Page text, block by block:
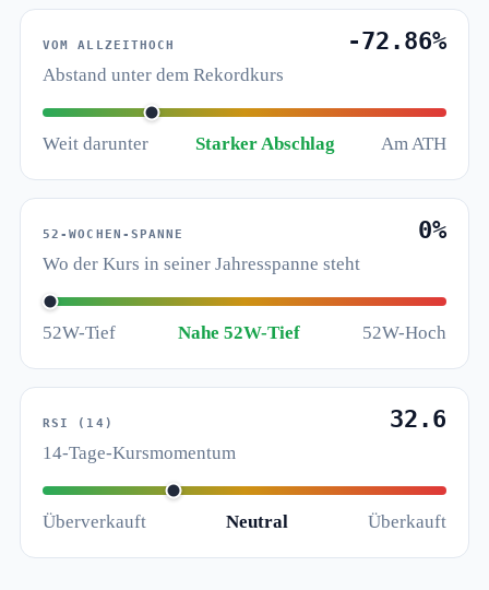
VOM ALLZEITHOCH -72.86%
Abstand unter dem Rekordkurs
Weit darunter Starker Abschlag Am ATH
52-WOCHEN-SPANNE 0%
Wo der Kurs in seiner Jahresspanne steht
52W-Tief Nahe 52W-Tief 52W-Hoch
RSI (14) 32.6
14-Tage-Kursmomentum
Überverkauft Neutral Überkauft